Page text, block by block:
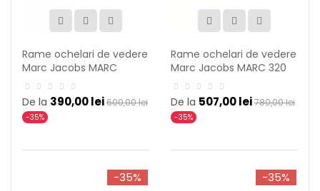
Rame ochelari de vedere
Marc Jacobs MARC
443/F DXH
De la 390,00 lei600,00 lei
-35%
Rame ochelari de vedere
Marc Jacobs MARC 320
R81
De la 507,00 lei780,00 lei
-35%
-35% -35%